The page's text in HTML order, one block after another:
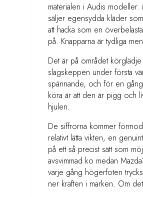
materialen i Audis modeller.
säljer egensydda kläder
att hacka som en
på. Knapparna är tydliga
Det är på området
slagskeppen under första
spännande, och för en
köra är att den är pigg och
hjulen.
De siffrorna kommer
relativt lätta vikten, en
på ett så precist sätt som
avsvimmad ko medan
varje gång högerfoten
ner kraften i marken. Om